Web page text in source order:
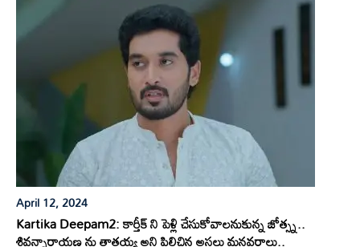
April 12, 2024
Kartika Deepam2: కార్తీక్ ని పెళ్లి చేసుకోవాలనుకున్న జోత్స్న..
శివన్నారాయణ ను తాతయ్య అని పిలిచిన అసలు మనవరాలు..